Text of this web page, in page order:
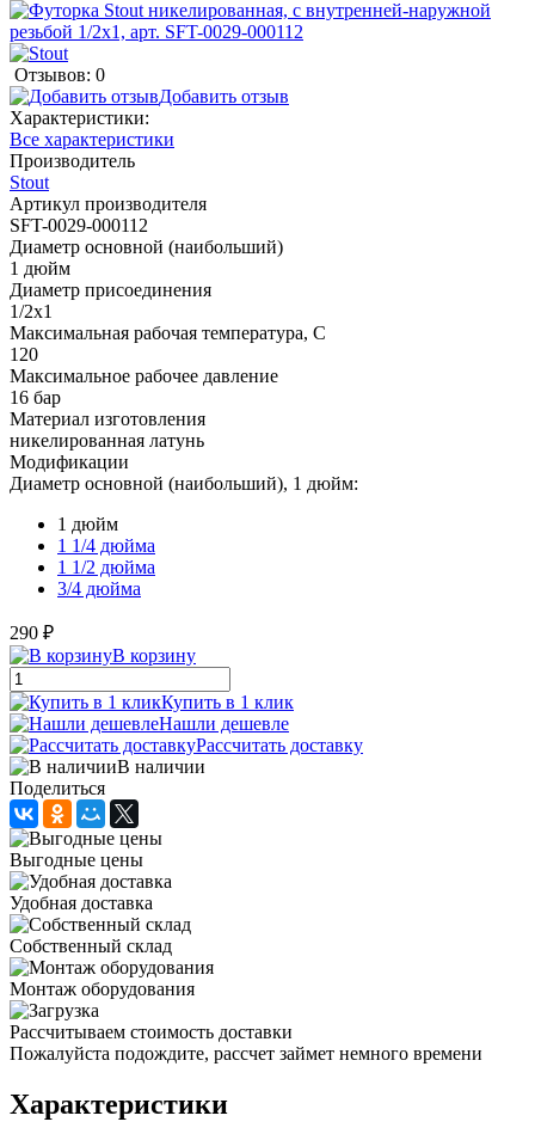
Отзывов: 0
Добавить отзыв
Характеристики:
Все характеристики
Производитель
Stout
Артикул производителя
SFT-0029-000112
Диаметр основной (наибольший)
1 дюйм
Диаметр присоединения
1/2х1
Максимальная рабочая температура, С
120
Максимальное рабочее давление
16 бар
Материал изготовления
никелированная латунь
Модификации
Диаметр основной (наибольший), 1 дюйм:
1 дюйм
1 1/4 дюйма
1 1/2 дюйма
3/4 дюйма
290 ₽
В корзину
Купить в 1 клик
Нашли дешевле
Рассчитать доставку
В наличии
Поделиться
Выгодные цены
Удобная доставка
Собственный склад
Монтаж оборудования
Рассчитываем стоимость доставки
Пожалуйста подождите, рассчет займет немного времени
Характеристики